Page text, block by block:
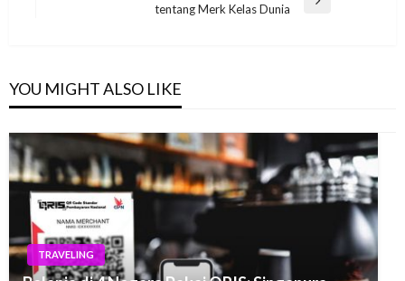
tentang Merk Kelas Dunia
YOU MIGHT ALSO LIKE
TRAVELING